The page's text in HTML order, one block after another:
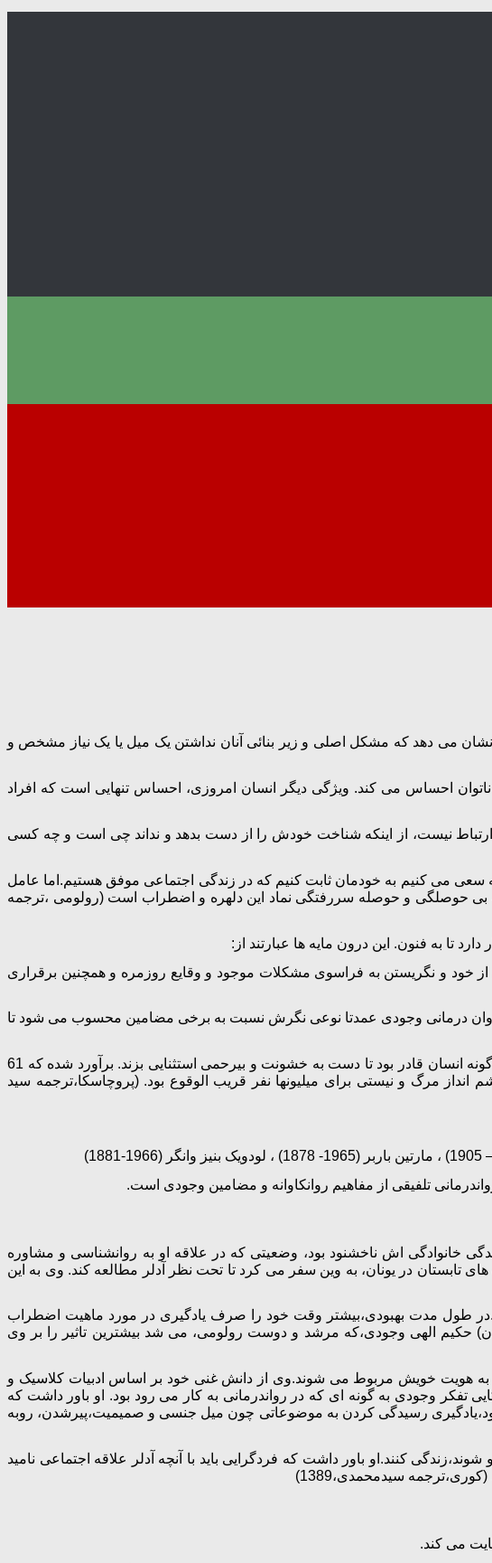
می دهد که مشکل اصلی و زیر بنائی آنان نداشتن یک میل یا یک نیاز مشخص و
احساس می کند. ویژگی دیگر انسان امروزی، احساس تنهایی است که افراد
ارتباط نیست، از اینکه شناخت خودش را از دست بدهد و نداند چی است و چه کسی
سعی می کنیم به خودمان ثابت کنیم که در زندگی اجتماعی موفق هستیم.اما عامل
بی حوصلگی و حوصله سررفتگی نماد این دلهره و اضطراب است (رولومی ،ترجمه
تا به فنون. این درون مایه ها عبارتند از:
خود و نگریستن به فراسوی مشکلات موجود و وقایع روزمره و همچنین برقراری
روان درمانی وجودی عمدتا نوعی نگرش نسبت به برخی مضامین محسوب می شود تا
بستر شکل گیری فلسفه وجودی نسل بعد از جنون جنگ جهانی اول و جستجو برای معنی بعد از ویرانی جنگ جهانی دوم بود.گونه انسان قادر بود تا دست به خشونت و بیرحمی استثنایی بزند. برآورد شده که 61
مرگ و نیستی برای میلیونها نفر قریب الوقوع بود. (پروچاسکا،ترجمه سید
تلفیقی از مفاهیم روانکاوانه و مضامین وجودی است.
خواهرش به میشیگان نقل مکان نمود. زندگی خانوادگی اش ناخشنود بود، وضعیتی که در علاقه او به روانشناسی و مشاوره
تابستان در یونان، به وین سفر می کرد تا تحت نظر آدلر مطالعه کند. وی به این
طول مدت بهبودی،بیشتر وقت خود را صرف یادگیری در مورد ماهیت اضطراب
حکیم الهی وجودی،که مرشد و دوست رولومی، می شد بیشترین تاثیر را بر وی
به هویت خویش مربوط می شوند.وی از دانش غنی خود بر اساس ادبیات کلاسیک و
وجودی به گونه ای که در رواندرمانی به کار می رود بود. او باور داشت که
رسیدگی کردن به موضوعاتی چون میل جنسی و صمیمیت،پیرشدن، روبه
کنند.او باور داشت که فردگرایی باید با آنچه آدلر علاقه اجتماعی نامید
سیدمحمدی،1389)
می کند.